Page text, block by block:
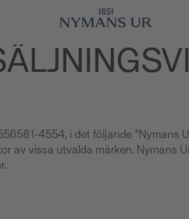
4554, i det följande ”Nymans
av vissa utvalda märken. Nymans